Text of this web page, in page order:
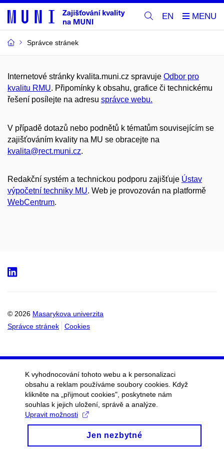
EN
Správce stránek
Internetové stránky kvalita.muni.cz spravuje Odbor pro
kvalitu RMU. Připomínky k obsahu, grafice či technickému
řešení posílejte na adresu správce webu.
V případě dotazů nebo podnětů k tématům souvisejícím se
zajišťováním kvality na MU se obracejte na
kvalita@rect.muni.cz.
Redakční systém a technickou podporu zajišťuje Ústav
výpočetní techniky MU. Web je provozován na platformě
WebCentrum.
© 2026 Masarykova univerzita
Správce stránek
Cookies
K vyhodnocování tohoto webu a k personalizaci
obsahu a reklam používáme soubory cookies. Když
klikněte na „přijmout cookies", poskytnete nám
souhlas k jejich uložení, správě a analýze.
Upravit možnosti
Jen nezbytné